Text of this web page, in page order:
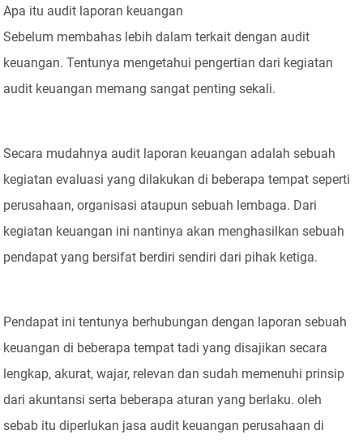
Apa itu audit laporan keuangan
Sebelum membahas lebih dalam terkait dengan audit
keuangan. Tentunya mengetahui pengertian dari kegiatan
audit keuangan memang sangat penting sekali.
Secara mudahnya audit laporan keuangan adalah sebuah
kegiatan evaluasi yang dilakukan di beberapa tempat seperti
perusahaan, organisasi ataupun sebuah lembaga. Dari
kegiatan keuangan ini nantinya akan menghasilkan sebuah
pendapat yang bersifat berdiri sendiri dari pihak ketiga.
Pendapat ini tentunya berhubungan dengan laporan sebuah
keuangan di beberapa tempat tadi yang disajikan secara
lengkap, akurat, wajar, relevan dan sudah memenuhi prinsip
dari akuntansi serta beberapa aturan yang berlaku. oleh
sebab itu diperlukan jasa audit keuangan perusahaan di